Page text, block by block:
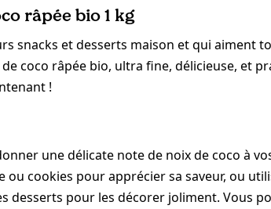
râpée bio 1 kg
snacks et desserts maison et qui aiment
coco râpée bio, ultra fine, délicieuse, et
!
une délicate note de noix de coco à
cookies pour apprécier sa saveur, ou
desserts pour les décorer joliment. Vous